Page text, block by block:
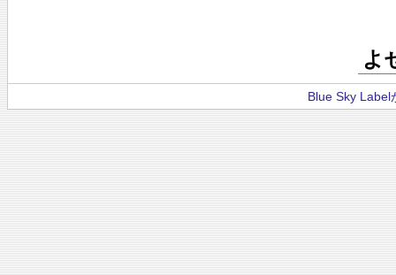
よ
Blue Sky Label